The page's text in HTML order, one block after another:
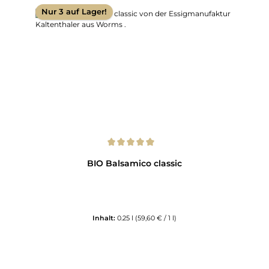
Nur 3 auf Lager!
BIO Balsamico classic
Inhalt: 0.25 l (59,60 € / 1 l)